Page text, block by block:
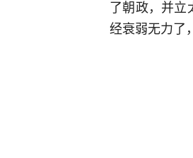
了朝政，并立
经衰弱无力了